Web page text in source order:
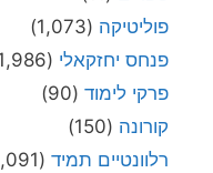
(1,073)
יחזקאלי (1,986)
לימוד(90)
תמיד(4,091)